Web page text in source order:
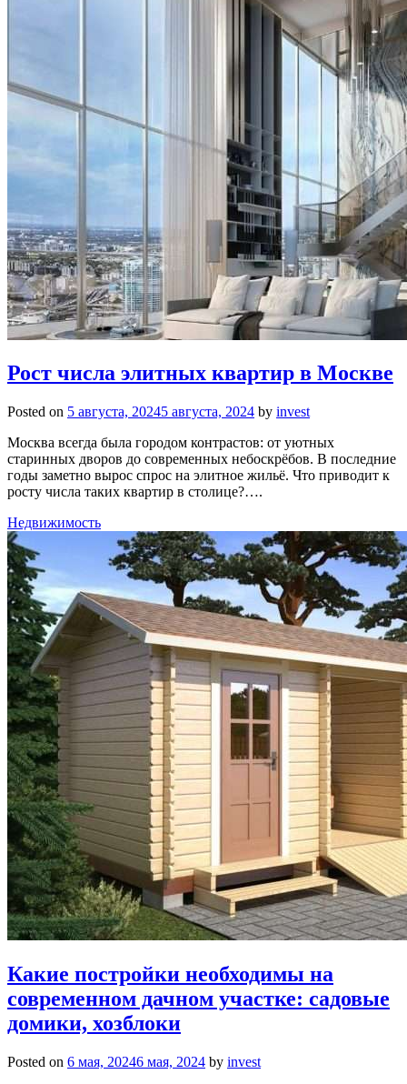
Рост числа элитных квартир в Москве
Posted on 5 августа, 20245 августа, 2024 by invest
Москва всегда была городом контрастов: от уютных
старинных дворов до современных небоскрёбов. В последние
годы заметно вырос спрос на элитное жильё. Что приводит к
росту числа таких квартир в столице?….
Недвижимость
Какие постройки необходимы на
современном дачном участке: садовые
домики, хозблоки
Posted on 6 мая, 20246 мая, 2024 by invest